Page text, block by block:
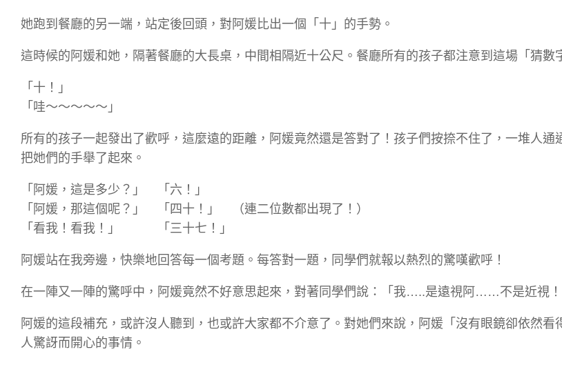
她跑到餐廳的另一端，站定後回頭，對阿媛比出一個「十」的手勢。
這時候的阿媛和她，隔著餐廳的大長桌，中間相隔近十公尺。餐廳所有的孩子都注意到這場「猜數
「十！」
「哇～～～～～」
所有的孩子一起發出了歡呼，這麼遠的距離，阿媛竟然還是答對了！孩子們按捺不住了，一堆人通
把她們的手舉了起來。
「阿媛，這是多少？」 「六！」
「阿媛，那這個呢？」 「四十！」 （連二位數都出現了！）
「看我！看我！」 「三十七！」
阿媛站在我旁邊，快樂地回答每一個考題。每答對一題，同學們就報以熱烈的驚嘆歡呼！
在一陣又一陣的驚呼中，阿媛竟然不好意思起來，對著同學們說：「我…..是遠視阿……不是近視！
阿媛的這段補充，或許沒人聽到，也或許大家都不介意了。對她們來說，阿媛「沒有眼鏡卻依然看
人驚訝而開心的事情。